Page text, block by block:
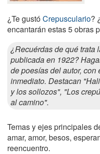
¿Te gustóCrepusculario?
encantarán estas 5 obras
¿Recuérdas de qué trata
publicada en 1922?
de poesías del autor,
inmediato. Destacan
y los sollozos", "Los
al camino".
Temas y ejes principales
amar, amor, besos,
reencuentro.